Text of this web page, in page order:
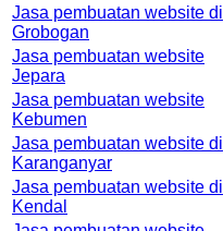
Jasa pembuatan website di
Grobogan
Jasa pembuatan website
Jepara
Jasa pembuatan website
Kebumen
Jasa pembuatan website di
Karanganyar
Jasa pembuatan website di
Kendal